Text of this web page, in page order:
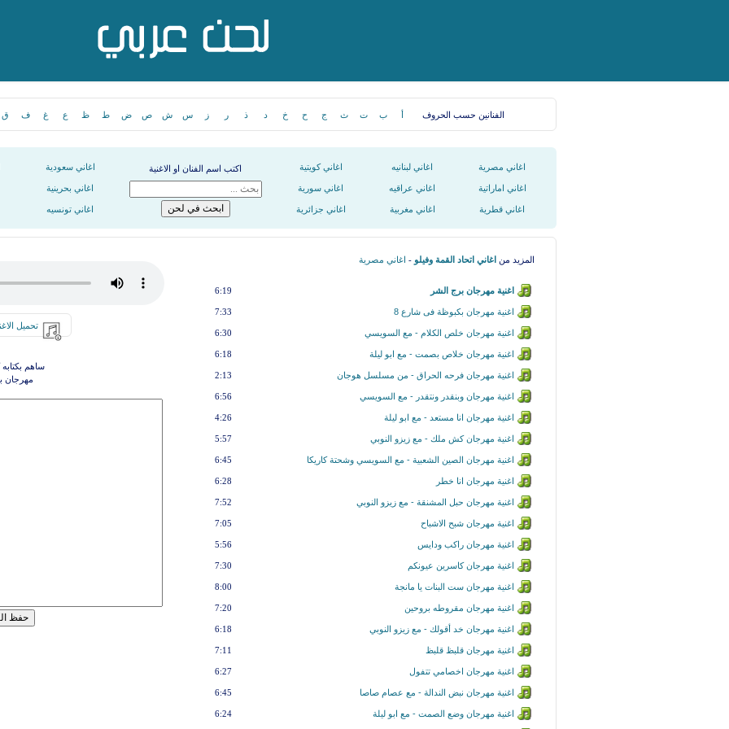
الفنانين حسب الحروف أ ب ت ث ج ح خ د ذ ر ز س ش ص ض ط ظ ع غ ف ق
اغاني مصرية اغاني لبنانيه اغاني كويتية اكتب اسم الفنان او الاغنية اغاني سعودية
اغاني اماراتية اغاني عراقيه اغاني سورية اغاني بحرينية
اغاني قطرية اغاني مغربية اغاني جزائرية اغاني تونسيه
المزيد من اغاني اتحاد القمة وفيلو - اغاني مصرية
اغنية مهرجان برج الشر 6:19
اغنية مهرجان بكبوظة فى شارع 8 7:33
اغنية مهرجان خلص الكلام - مع السويسي 6:30
اغنية مهرجان خلاص بصمت - مع ابو ليلة 6:18
اغنية مهرجان فرحه الحراق - من مسلسل هوجان 2:13
اغنية مهرجان وبنقدر ونتقدر - مع السويسي 6:56
اغنية مهرجان انا مستعد - مع ابو ليلة 4:26
اغنية مهرجان كش ملك - مع زيزو النوبي 5:57
اغنية مهرجان الصين الشعبية - مع السويسي وشحتة كاريكا 6:45
اغنية مهرجان انا خطر 6:28
اغنية مهرجان حبل المشنقة - مع زيزو النوبي 7:52
اغنية مهرجان شبح الاشباح 7:05
اغنية مهرجان راكب ودايس 5:56
اغنية مهرجان كاسرين عيونكم 7:30
اغنية مهرجان ست البنات يا مانجة 8:00
اغنية مهرجان مقروطه بروحين 7:20
اغنية مهرجان خد أقولك - مع زيزو النوبي 6:18
اغنية مهرجان قلبظ قلبظ 7:11
اغنية مهرجان اخصامي تتفول 6:27
اغنية مهرجان نبض الندالة - مع عصام صاصا 6:45
اغنية مهرجان وضع الصمت - مع ابو ليلة 6:24
تحميل
ساهم بكتابه
مهرجان